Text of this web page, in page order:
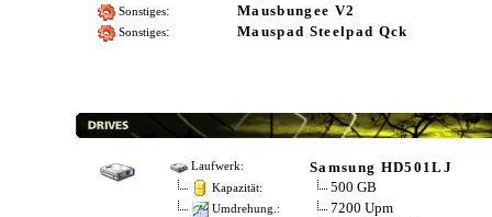
Sonstiges: Mausbungee V2
Sonstiges: Mauspad Steelpad Qck
Laufwerk: Samsung HD501LJ
Kapazität: 500 GB
Umdrehung.: 7200 Upm